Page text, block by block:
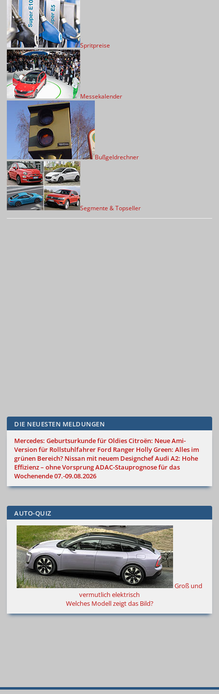
Spritpreise
Messekalender
Bußgeldrechner
Segmente & Topseller
DIE NEUESTEN MELDUNGEN
Mercedes: Geburtsurkunde für OldiesCitroën: Neue Ami-
Version für Rollstuhlfahrer Ford Ranger Holly Green: Alles im
grünen Bereich? Nissan mit neuem DesignchefAudi A2: Hohe
Effizienz – ohne VorsprungADAC-Stauprognose für das
Wochenende 07.-09.08.2026
AUTO-QUIZ
Groß und
vermutlich elektrisch
Welches Modell zeigt das Bild?